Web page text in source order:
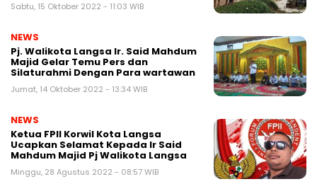
Sabtu, 15 Oktober 2022 - 11:03 WIB
NEWS
Pj. Walikota Langsa Ir. Said Mahdum
Majid Gelar Temu Pers dan
Silaturahmi Dengan Para wartawan
Jumat, 14 Oktober 2022 - 13:34 WIB
NEWS
Ketua FPII Korwil Kota Langsa
Ucapkan Selamat Kepada Ir Said
Mahdum Majid Pj Walikota Langsa
Minggu, 28 Agustus 2022 - 08:57 WIB